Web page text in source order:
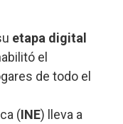
etapa digital
el
de todo el
(INE) lleva a